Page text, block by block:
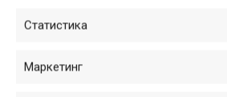
Статистика
Маркетинг